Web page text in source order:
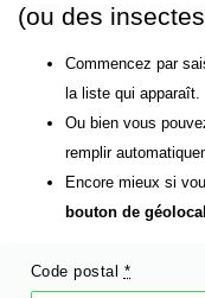
(ou des
Commencez par
la liste qui apparaît.
Ou bien vous
remplir
Encore mieux si
bouton de
Code postal *